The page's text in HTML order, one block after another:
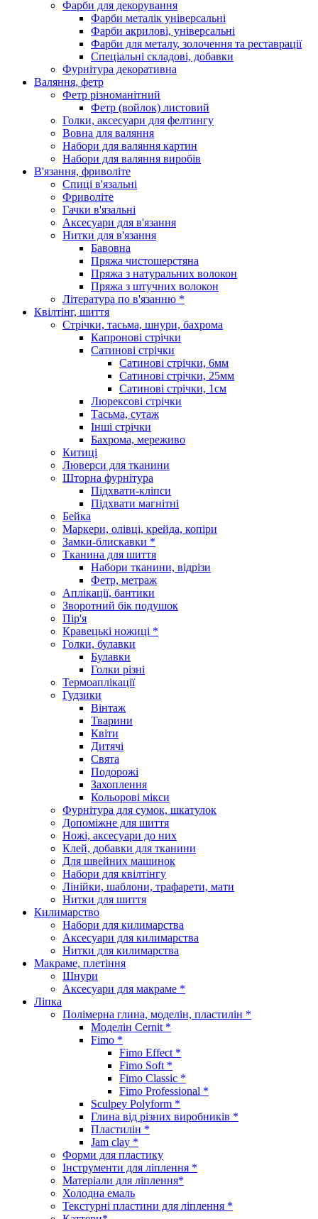
Фарби для декорування
Фарби металік універсальні
Фарби акрилові, універсальні
Фарби для металу, золочення та реставрації
Спеціальні складові, добавки
Фурнітура декоративна
Валяння, фетр
Фетр різноманітний
Фетр (войлок) листовий
Голки, аксесуари для фелтингу
Вовна для валяння
Набори для валяння картин
Набори для валяння виробів
В'язання, фриволіте
Спиці в'язальні
Фриволіте
Гачки в'язальні
Аксесуари для в'язання
Нитки для в'язання
Бавовна
Пряжа чистошерстяна
Пряжа з натуральних волокон
Пряжа з штучних волокон
Література по в'язанню *
Квілтінг, шиття
Стрічки, тасьма, шнури, бахрома
Капронові стрічки
Сатинові стрічки
Сатинові стрічки, 6мм
Сатинові стрічки, 25мм
Сатинові стрічки, 1см
Люрексові стрічки
Тасьма, сутаж
Інші стрічки
Бахрома, мереживо
Китиці
Люверси для тканини
Шторна фурнітура
Підхвати-кліпси
Підхвати магнітні
Бейка
Маркери, олівці, крейда, копіри
Замки-блискавки *
Тканина для шиття
Набори тканини, відрізи
Фетр, метраж
Аплікації, бантики
Зворотний бік подушок
Пір'я
Кравецькі ножиці *
Голки, булавки
Булавки
Голки різні
Термоаплікації
Гудзики
Вінтаж
Тварини
Квіти
Дитячі
Свята
Подорожі
Захоплення
Кольорові мікси
Фурнітура для сумок, шкатулок
Допоміжне для шиття
Ножі, аксесуари до них
Клей, добавки для тканини
Для швейних машинок
Набори для квілтінгу
Лінійки, шаблони, трафарети, мати
Нитки для шиття
Килимарство
Набори для килимарства
Аксесуари для килимарства
Нитки для килимарства
Макраме, плетіння
Шнури
Аксесуари для макраме *
Ліпка
Полімерна глина, моделін, пластилін *
Моделін Cernit *
Fimo *
Fimo Effect *
Fimo Soft *
Fimo Classic *
Fimo Professional *
Sculpey Polyform *
Глина від різних виробників *
Пластилін *
Jam clay *
Форми для пластику
Інструменти для ліплення *
Матеріали для ліплення*
Холодна емаль
Текстурні пластини для ліплення *